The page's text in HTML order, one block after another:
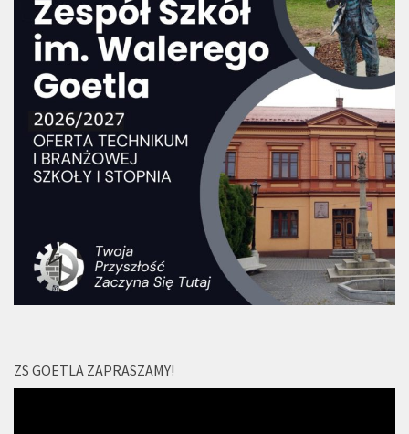
ZS GOETLA ZAPRASZAMY!